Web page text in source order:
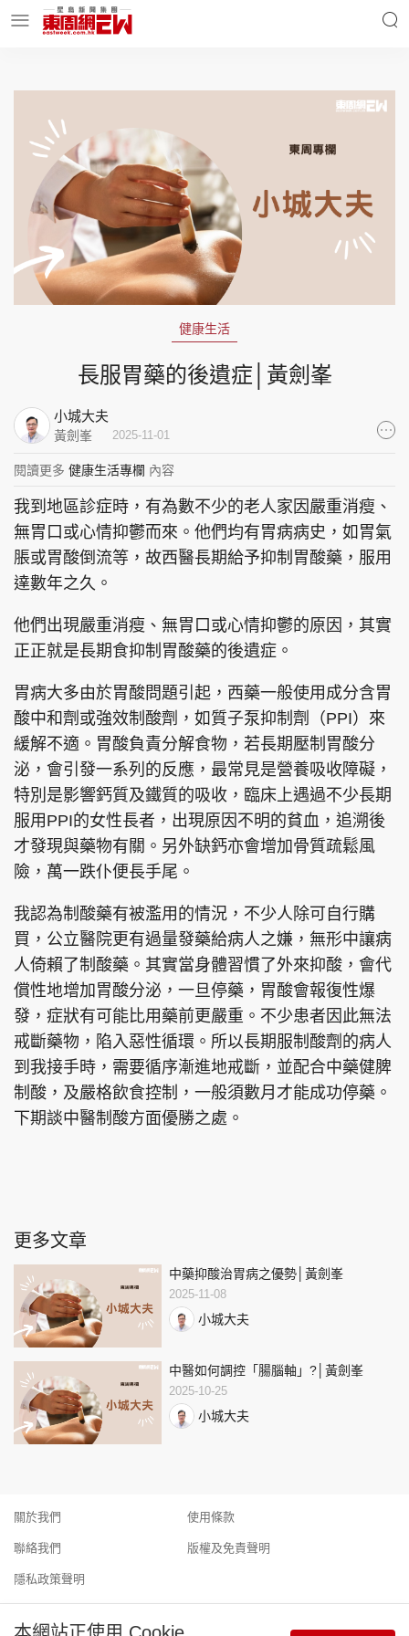
明星名人 時事財經
東周Ladies
東周食玩通
集團旗下品牌
東周刊 cazbuyer 東Touch
PCM 電腦廣場 星島頭條 星島日報
頭條日報 星島環球 The Standard
親子王 Oh!爸媽 JobMarket
頭條搵工 EDUPLUS
關於我們
聯絡我們
隱私政策聲明
使用條款
版權及免責聲明
Copyright © 東周網 版權所有 . 不得轉載
健康生活
長服胃藥的後遺症│黃劍峯
小城大夫
黃劍峯 2025-11-01
閱讀更多 健康生活專欄 內容
我到地區診症時，有為數不少的老人家因嚴重消瘦、
無胃口或心情抑鬱而來。他們均有胃病病史，如胃氣
脹或胃酸倒流等，故西醫長期給予抑制胃酸藥，服用
達數年之久。
他們出現嚴重消瘦、無胃口或心情抑鬱的原因，其實
正正就是長期食抑制胃酸藥的後遺症。
胃病大多由於胃酸問題引起，西藥一般使用成分含胃
酸中和劑或強效制酸劑，如質子泵抑制劑（PPI）來
緩解不適。胃酸負責分解食物，若長期壓制胃酸分
泌，會引發一系列的反應，最常見是營養吸收障礙，
特別是影響鈣質及鐵質的吸收，臨床上遇過不少長期
服用PPI的女性長者，出現原因不明的貧血，追溯後
才發現與藥物有關。另外缺鈣亦會增加骨質疏鬆風
險，萬一跌仆便長手尾。
我認為制酸藥有被濫用的情況，不少人除可自行購
買，公立醫院更有過量發藥給病人之嫌，無形中讓病
人倚賴了制酸藥。其實當身體習慣了外來抑酸，會代
償性地增加胃酸分泌，一旦停藥，胃酸會報復性爆
發，症狀有可能比用藥前更嚴重。不少患者因此無法
戒斷藥物，陷入惡性循環。所以長期服制酸劑的病人
到我接手時，需要循序漸進地戒斷，並配合中藥健脾
制酸，及嚴格飲食控制，一般須數月才能成功停藥。
下期談中醫制酸方面優勝之處。
更多文章
中藥抑酸治胃病之優勢│黃劍峯
2025-11-08
小城大夫
中醫如何調控「腸腦軸」?│黃劍峯
2025-10-25
小城大夫
關於我們
聯絡我們
隱私政策聲明
使用條款
版權及免責聲明